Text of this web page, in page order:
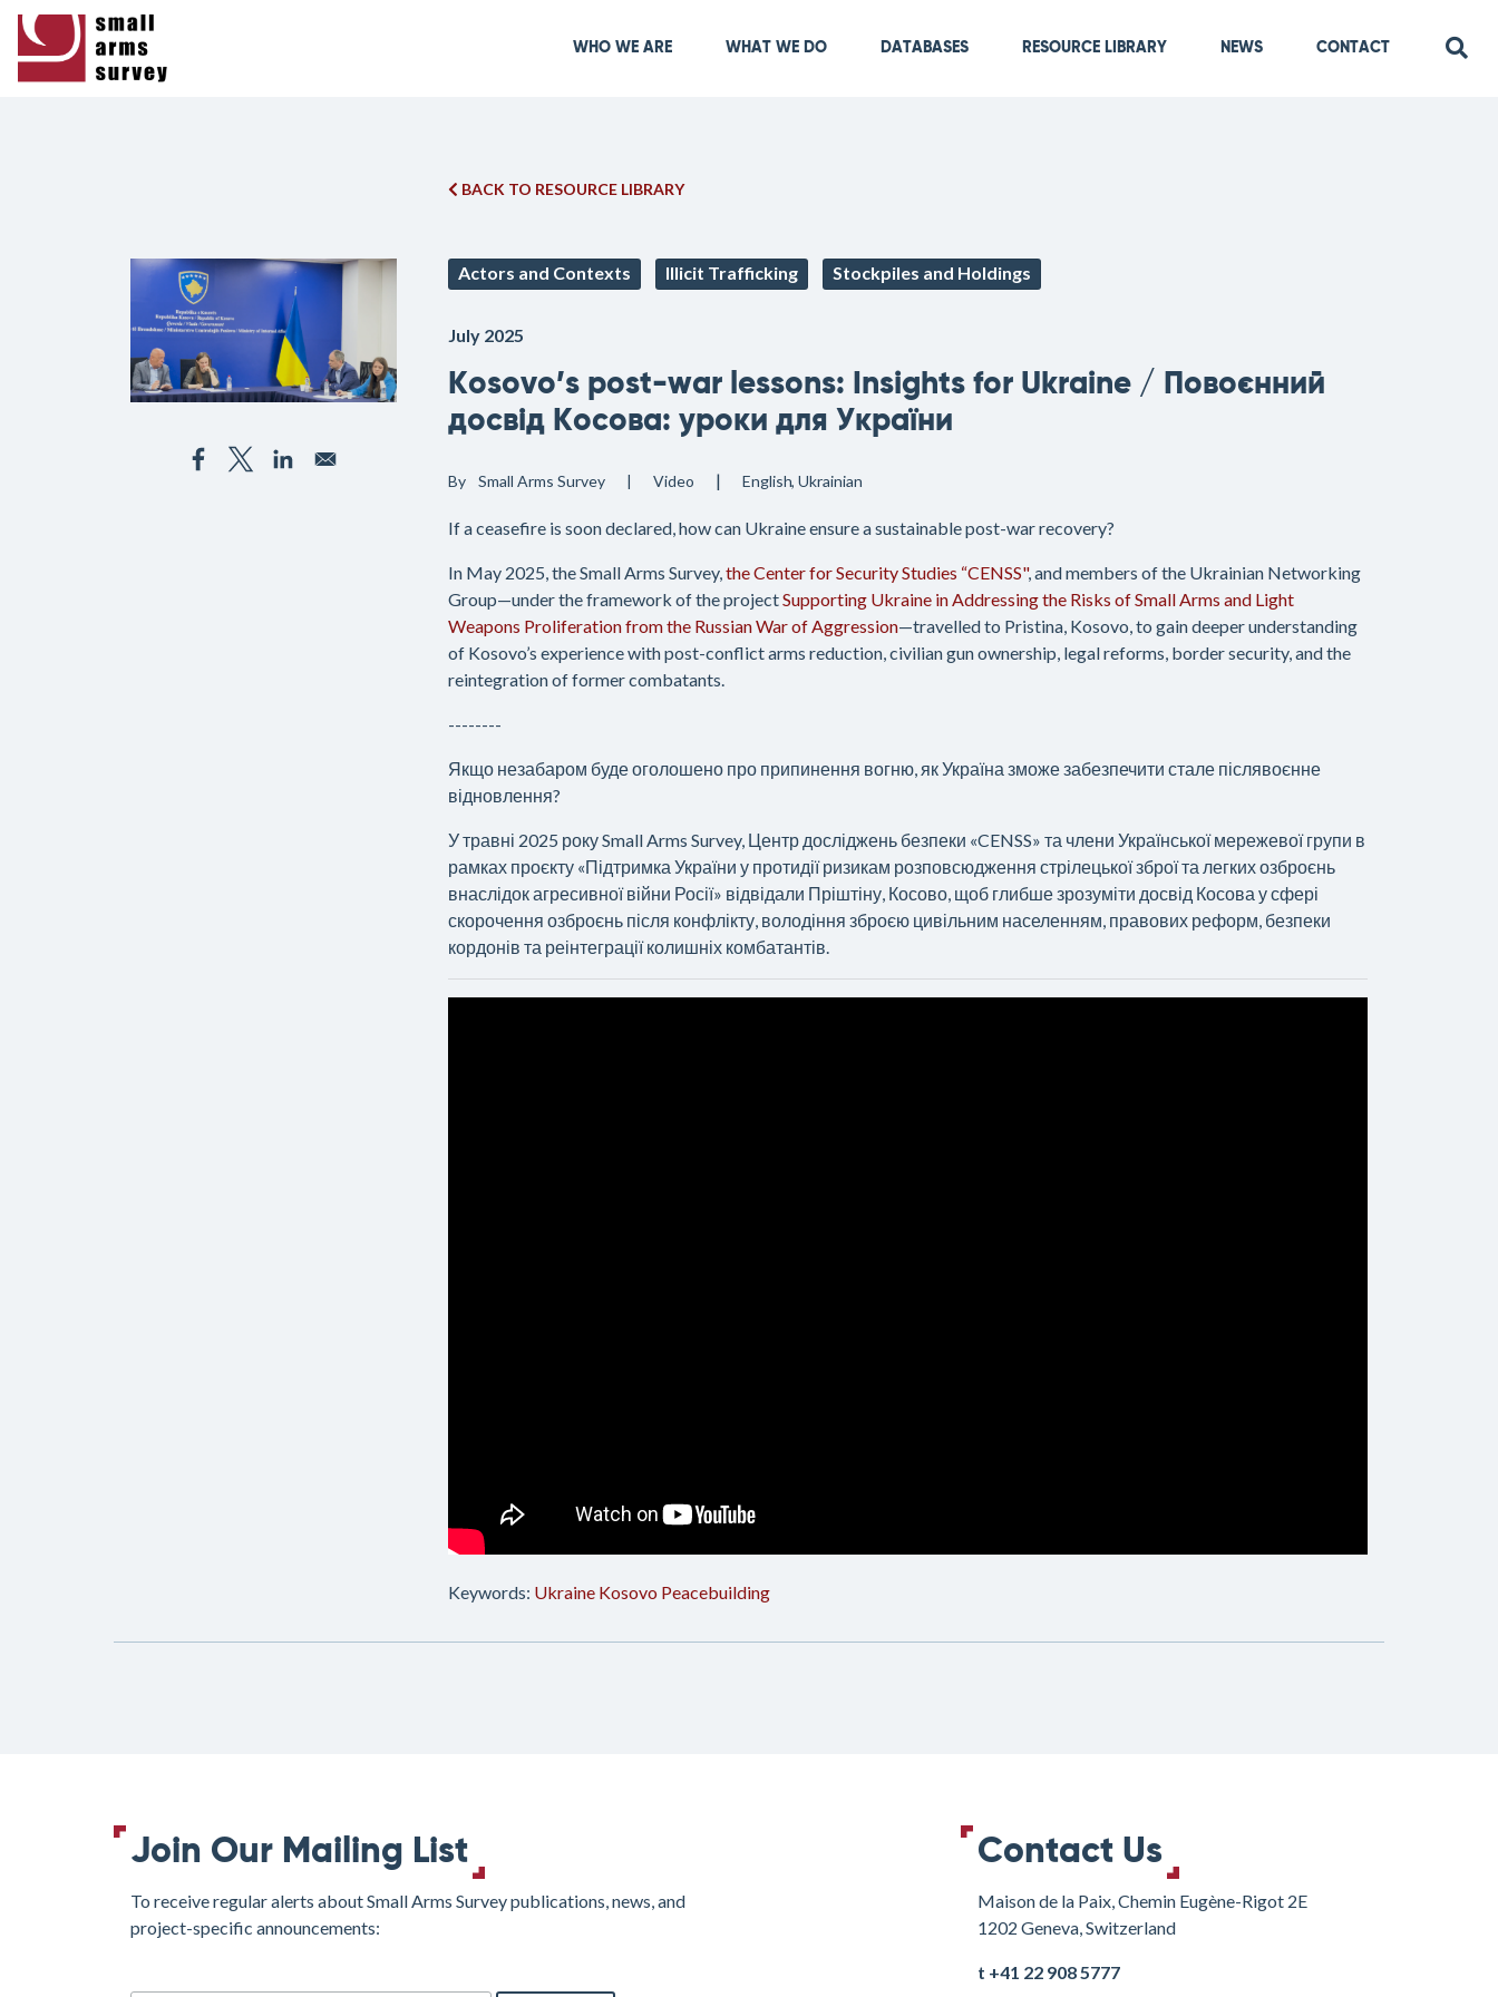
to
Main navigation
WHO WE ARE WHAT WE DO DATABASES RESOURCE LIBRARY NEWS CONTACT
BACK TO RESOURCE LIBRARY
Actors and Contexts Illicit Trafficking Stockpiles and Holdings
July 2025
Kosovo’s post-war lessons: Insights for Ukraine / Повоєнний
досвід Косова: уроки для України
By Small Arms Survey Video English Ukrainian
If a ceasefire is soon declared, how can Ukraine ensure a sustainable post-war recovery?
In May 2025, the Small Arms Survey,the Center for Security Studies “CENSS", and members of the Ukrainian Networking
Group—under the framework of the projectSupporting Ukraine in Addressing the Risks of Small Arms and Light
Weapons Proliferation from the Russian War of Aggression—travelled to Pristina, Kosovo, to gain deeper understanding
of Kosovo’s experience with post-conflict arms reduction, civilian gun ownership, legal reforms, border security, and the
reintegration of former combatants.
--------
Якщо незабаром буде оголошено про припинення вогню, як Україна зможе забезпечити стале післявоєнне
відновлення?
У травні 2025 року Small Arms Survey, Центр досліджень безпеки «CENSS» та члени Української мережевої групи в
рамках проєкту «Підтримка України у протидії ризикам розповсюдження стрілецької зброї та легких озброєнь
внаслідок агресивної війни Росії» відвідали Пріштіну, Косово, щоб глибше зрозуміти досвід Косова у сфері
скорочення озброєнь після конфлікту, володіння зброєю цивільним населенням, правових реформ, безпеки
кордонів та реінтеграції колишніх комбатантів.
Keywords: Ukraine Kosovo Peacebuilding
Join Our Mailing List
To receive regular alerts about Small Arms Survey publications, news, and
project-specific announcements:
Contact Us
Maison de la Paix, Chemin Eugène-Rigot 2E
1202 Geneva, Switzerland
t +41 22 908 5777